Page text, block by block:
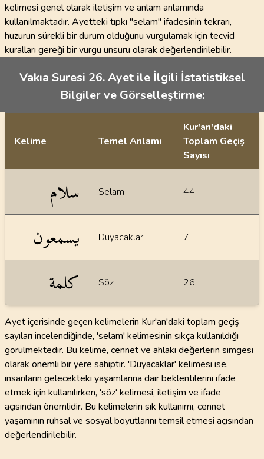
kelimesi genel olarak iletişim ve anlam anlamında
kullanılmaktadır. Ayetteki tıpkı "selam" ifadesinin tekrarı,
huzurun sürekli bir durum olduğunu vurgulamak için tecvid
kuralları gereği bir vurgu unsuru olarak değerlendirilebilir.
Vakıa Suresi 26. Ayet ile İlgili İstatistiksel
Bilgiler ve Görselleştirme:
Kelime Temel Anlamı
Kur'an'daki
Toplam Geçiş
Sayısı
سلام Selam 44
يسمعون Duyacaklar 7
كلمة Söz 26
Ayet içerisinde geçen kelimelerin Kur'an'daki toplam geçiş
sayıları incelendiğinde, 'selam' kelimesinin sıkça kullanıldığı
görülmektedir. Bu kelime, cennet ve ahlaki değerlerin simgesi
olarak önemli bir yere sahiptir. 'Duyacaklar' kelimesi ise,
insanların gelecekteki yaşamlarına dair beklentilerini ifade
etmek için kullanılırken, 'söz' kelimesi, iletişim ve ifade
açısından önemlidir. Bu kelimelerin sık kullanımı, cennet
yaşamının ruhsal ve sosyal boyutlarını temsil etmesi açısından
değerlendirilebilir.